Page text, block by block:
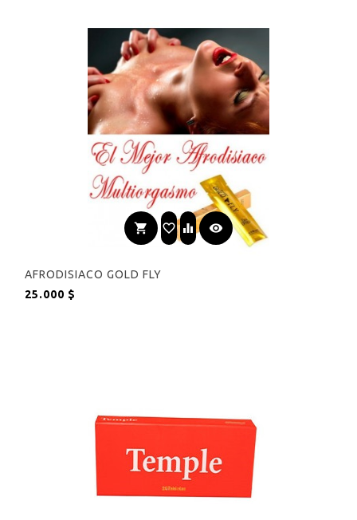
shopping_cart favorite_border equalizer visibility
AFRODISIACO GOLD FLY
25.000 $